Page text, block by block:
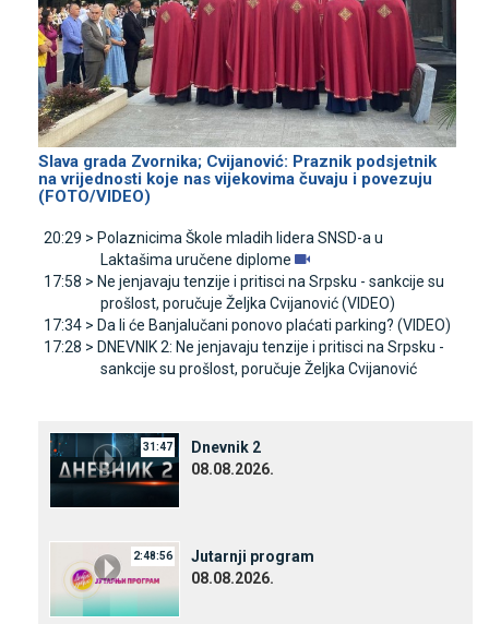
Slava grada Zvornika; Cvijanović: Praznik podsjetnik
na vrijednosti koje nas vijekovima čuvaju i povezuju
(FOTO/VIDEO)
20:29 > Polaznicima Škole mladih lidera SNSD-a u
Laktašima uručene diplome
17:58 > Ne jenjavaju tenzije i pritisci na Srpsku - sankcije su
prošlost, poručuje Željka Cvijanović (VIDEO)
17:34 > Da li će Banjalučani ponovo plaćati parking? (VIDEO)
17:28 > DNEVNIK 2: Ne jenjavaju tenzije i pritisci na Srpsku -
sankcije su prošlost, poručuje Željka Cvijanović
31:47
Dnevnik 2
08.08.2026.
2:48:56
Јutarnji program
08.08.2026.